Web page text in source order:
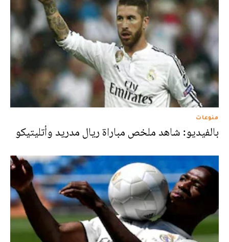
منوعات
بالفيديو: شاهد ملخص مباراة ريال مدريد وأتليتيكو